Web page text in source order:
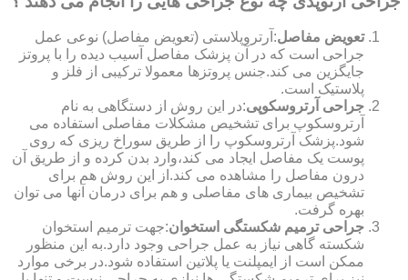
تعویض مفاصل:آرتروپلاستی (تعویض مفاصل) نوعی عمل
جراحی است که در آن پزشک مفاصل آسیب دیده را با پروتز
جایگزین می کند.جنس پروتزها معمولا ترکیبی از فلز و
پلاستیک است.
جراحی آرتروسکوپی:در این روش از دستگاهی به نام
آرتروسکوپ برای تشخیص مشکلات مفاصلی استفاده می
شود.پزشک آرتروسکوپ را از طریق سوراخ ریزی که روی
پوست یک مفاصل ایجاد می کند،وارد بدن کرده و از طریق آن
درون مفاصل را مشاهده می کند.از این روش هم برای
تشخیص بیماری های مفاصلی و هم برای درمان آنها می توان
بهره گرفت.
جراحی ترمیم شکستگی استخوان:جهت ترمیم استخوان
شکسته گاهی نیاز به عمل جراحی وجود دارد.به این منظور
ممکن است از ایمپلنت یا پلاتین استفاده شود.در برخی موارد